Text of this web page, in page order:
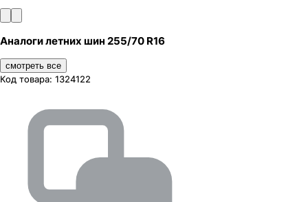
Аналоги летних шин 255/70 R16
смотреть все
Код товара: 1324122